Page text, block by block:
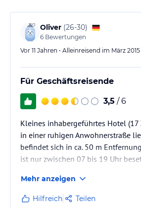
Oliver (26-30)
6 Bewertungen
Vor 11 Jahren • Alleinreisend im März 2015
Für Geschäftsreisende
3,5 / 6
Kleines inhabergeführtes Hotel (17
in einer ruhigen Anwohnerstraße
befindet sich in ca. 50 m
ist nur zwischen 07 bis 19 Uhr
bzw. Zimmerkarte jederzeit. Leider
Frühstück angeboten, weitere
Mehr anzeigen
Hilfreich Teilen